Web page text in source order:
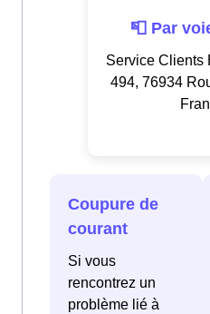
📮 Par
Service Clients
494, 76934
Coupure de
courant
Si vous
rencontrez un
problème lié à